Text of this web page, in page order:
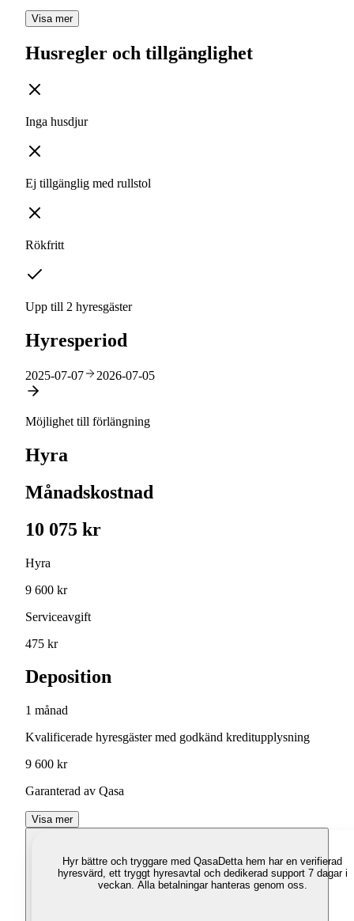
Visa mer
Husregler och tillgänglighet
Inga husdjur
Ej tillgänglig med rullstol
Rökfritt
Upp till 2 hyresgäster
Hyresperiod
2025-07-07 2026-07-05
Möjlighet till förlängning
Hyra
Månadskostnad
10 075 kr
Hyra
9 600 kr
Serviceavgift
475 kr
Deposition
1 månad
Kvalificerade hyresgäster med godkänd kreditupplysning
9 600 kr
Garanterad av Qasa
Visa mer
Hyr bättre och tryggare med QasaDetta hem har en verifierad
hyresvärd, ett tryggt hyresavtal och dedikerad support 7 dagar i
veckan. Alla betalningar hanteras genom oss.